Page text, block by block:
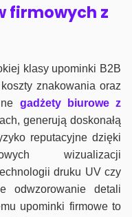
firmowych z
klasy upominki B2B
znakowania oraz
gadżety biurowe z
generują doskonałą
reputacyjne dzięki
wizualizacji
druku UV czy
odwzorowanie detali
upominki firmowe to